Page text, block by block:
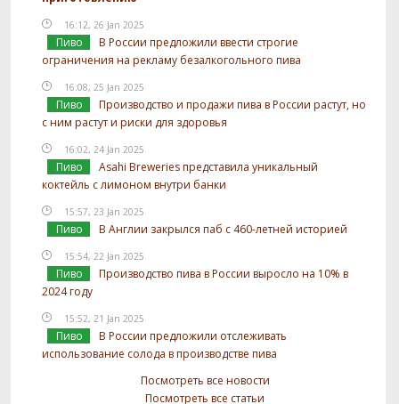
16:12, 26 Jan 2025
Пиво
В России предложили ввести строгие
ограничения на рекламу безалкогольного пива
16:08, 25 Jan 2025
Пиво
Производство и продажи пива в России растут, но
с ним растут и риски для здоровья
16:02, 24 Jan 2025
Пиво
Asahi Breweries представила уникальный
коктейль с лимоном внутри банки
15:57, 23 Jan 2025
Пиво В Англии закрылся паб с 460-летней историей
15:54, 22 Jan 2025
Пиво
Производство пива в России выросло на 10% в
2024 году
15:52, 21 Jan 2025
Пиво
В России предложили отслеживать
использование солода в производстве пива
Посмотреть все новости
Посмотреть все статьи